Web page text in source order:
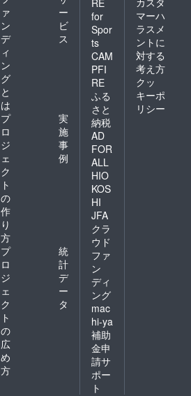
ァ
ン
デ
ィ
ン
グ
と
は
ー
ビ
ス
プ
ロ
ジ
ェ
ク
ト
の
作
り
方
実
施
事
例
プ
ロ
ジ
ェ
ク
ト
の
広
め
方
統
計
デ
ー
タ
RE
for
Spor
ts
CAM
PFI
RE
ふる
さと
納税
AD
FOR
ALL
HIO
KOS
HI
JFA
クラ
ウド
ファ
ン
ディ
ング
mac
hi-ya
補助
金申
請サ
ポー
ト
マーハ
ラスメ
ントに
対する
考え方
クッ
キーポ
リシー